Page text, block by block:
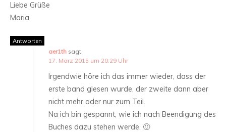
Liebe Grüße
Maria
Antworten
aer1th sagt:
17. März 2015 um 20:29 Uhr
Irgendwie höre ich das immer wieder, dass der
erste band glesen wurde, der zweite dann aber
nicht mehr oder nur zum Teil.
Na ich bin gespannt, wie ich nach Beendigung des
Buches dazu stehen werde. 🙂